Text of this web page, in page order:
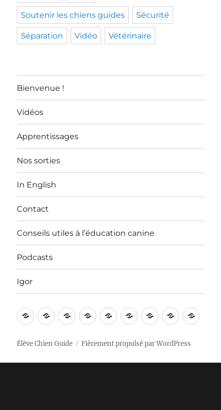
Soutenir les chiens guides Sécurité
Séparation Vidéo Vétérinaire
Bienvenue !
Vidéos
Apprentissages
Nos sorties
In English
Contact
Conseils utiles à l’éducation canine
Podcasts
Igor
Bienvenue
VidéosApprentissages
Nos In
ContactConseils
à
Podcasts
Igor
Élève Chien Guide Fièrement propulsé par WordPress